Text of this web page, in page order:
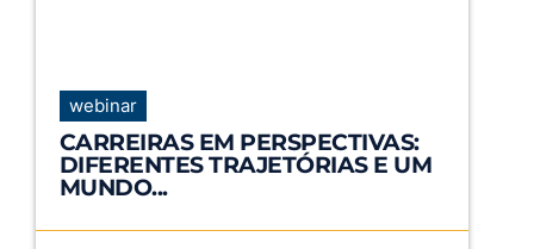
webinar
CARREIRAS EM PERSPECTIVAS:
DIFERENTES TRAJETÓRIAS E UM
MUNDO...